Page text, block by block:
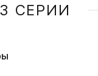
СЕРИИ